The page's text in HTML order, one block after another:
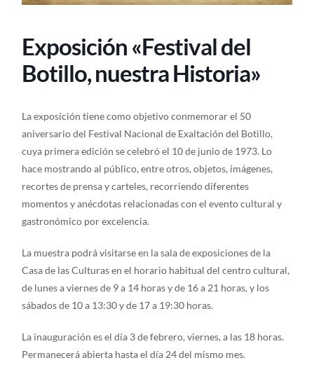
Exposición «Festival del
Botillo, nuestra Historia»
La exposición tiene como objetivo conmemorar el 50
aniversario del Festival Nacional de Exaltación del Botillo,
cuya primera edición se celebró el 10 de junio de 1973. Lo
hace mostrando al público, entre otros, objetos, imágenes,
recortes de prensa y carteles, recorriendo diferentes
momentos y anécdotas relacionadas con el evento cultural y
gastronómico por excelencia.
La muestra podrá visitarse en la sala de exposiciones de la
Casa de las Culturas en el horario habitual del centro cultural,
de lunes a viernes de 9 a 14 horas y de 16 a 21 horas, y los
sábados de 10 a 13:30 y de 17 a 19:30 horas.
La inauguración es el día 3 de febrero, viernes, a las 18 horas.
Permanecerá abierta hasta el día 24 del mismo mes.